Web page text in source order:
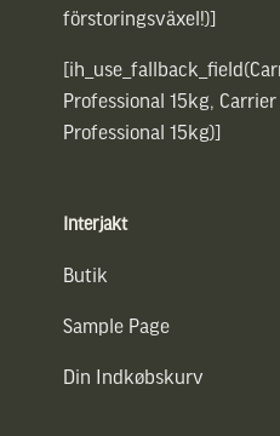
förstoringsväxel!)]
Professional 15kg,
Professional 15kg)]
Interjakt
Butik
Sample Page
Din Indkøbskurv